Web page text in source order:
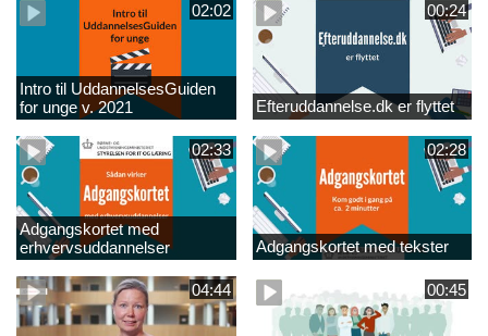
02:02
Intro til UddannelsesGuiden
for unge v. 2021
00:24
Efteruddannelse.dk er flyttet
02:33
Adgangskortet med
erhvervsuddannelser
02:28
Adgangskortet med tekster
04:44 00:45